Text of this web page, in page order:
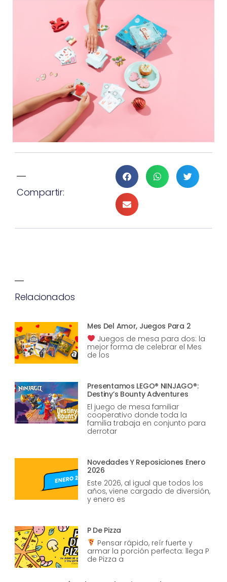
Compartir:
Relacionados
Mes Del Amor, Juegos Para 2
Juegos de mesa para dos: la
mejor forma de celebrar el Mes
de los
Presentamos LEGO® NINJAGO®:
Destiny’s Bounty Adventures
El juego de mesa familiar
cooperativo donde toda la
familia trabaja en conjunto para
derrotar
Novedades Y Reposiciones Enero
2026
Este 2026, al igual que todos los
años, viene cargado de diversión,
y enero es
P De Pizza
Pensar rápido, reír fuerte y
armar la porción perfecta: llega P
de Pizza a